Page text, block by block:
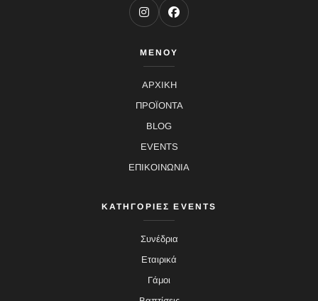
ΜΕΝΟΥ
ΑΡΧΙΚΗ
ΠΡΟΪΟΝΤΑ
BLOG
EVENTS
ΕΠΙΚΟΙΝΩΝΙΑ
ΚΑΤΗΓΟΡΙΕΣ EVENTS
Συνέδρια
Εταιρικά
Γάμοι